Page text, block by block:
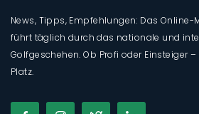
News, Tipps, Empfehlungen: Das Online-
führt täglich durch das nationale und
Golfgeschehen. Ob Profi oder Einsteiger
Platz.